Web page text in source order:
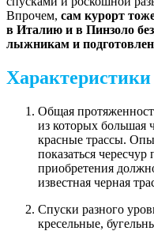
Впрочем, сам курорт
в Италию и в Пинзоло
лыжникам и
Характеристики
Общая
из которых большая
красные трассы.
показаться
приобретения
известная черная
Спуски разного
кресельные,